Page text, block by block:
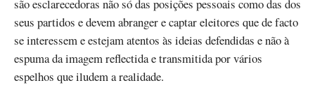
são esclarecedoras não só das posições pessoais como das dos
seus partidos e devem abranger e captar eleitores que de facto
se interessem e estejam atentos às ideias defendidas e não à
espuma da imagem reflectida e transmitida por vários
espelhos que iludem a realidade.